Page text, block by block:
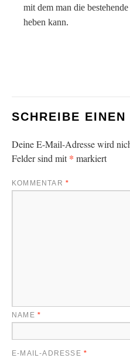
mit dem man die
heben kann.
SCHREIBE EINEN
Deine E-Mail-Adresse wird
Felder sind mit* markiert
KOMMENTAR *
NAME *
E-MAIL-ADRESSE *